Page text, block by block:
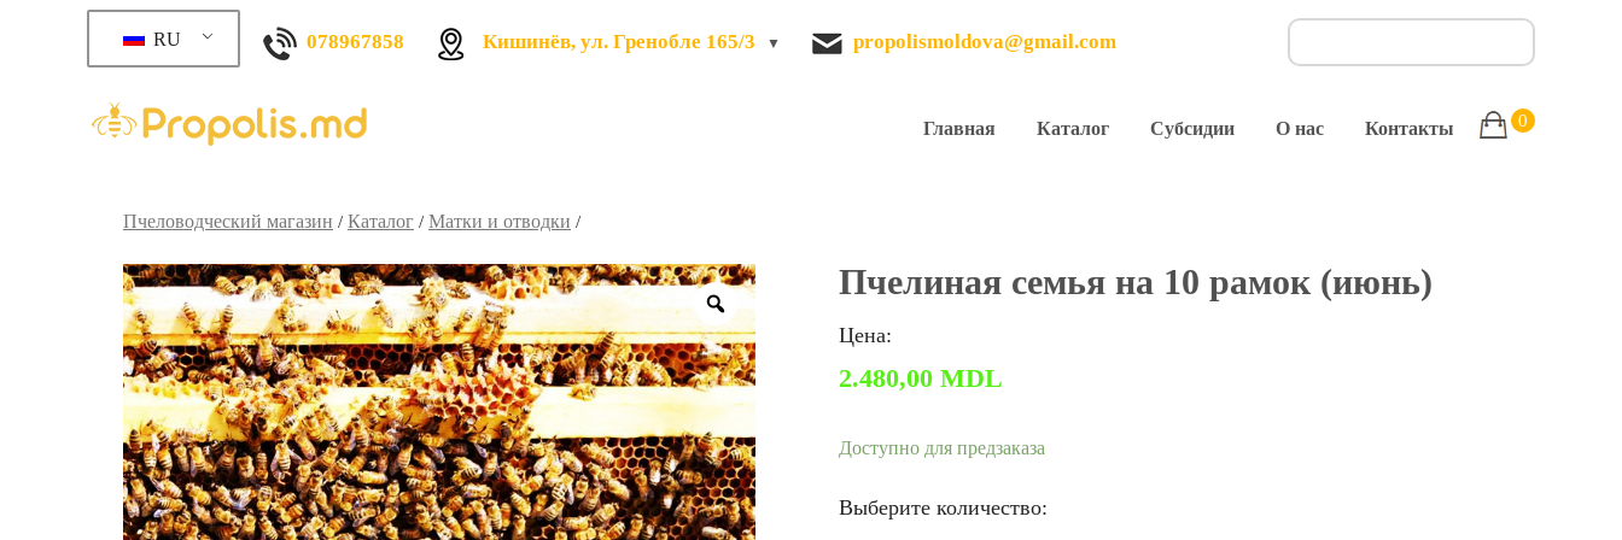
RU 078967858 Кишинёв, ул. Гренобле 165/3 propolismoldova@gmail.com
Главная Каталог Субсидии О нас Контакты 0
Пчеловодческий магазин / Каталог / Матки и отводки /
Zoom
Пчелиная семья на 10 рамок (июнь)
Цена:
2.480,00 MDL
Доступно для предзаказа
Выберите количество: